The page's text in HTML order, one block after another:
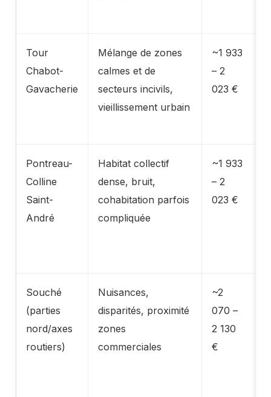
Tour
Chabot-
Gavacherie
Mélange de zones
calmes et de
secteurs incivils,
vieillissement urbain
~1 933
– 2
023 €
Pontreau-
Colline
Saint-
André
Habitat collectif
dense, bruit,
cohabitation parfois
compliquée
~1 933
– 2
023 €
Souché
(parties
nord/axes
routiers)
Nuisances,
disparités, proximité
zones
commerciales
~2
070 –
2 130
€